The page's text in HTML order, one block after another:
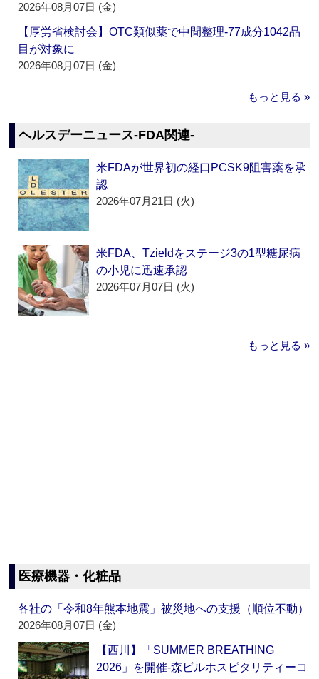
2026年08月07日 (金)
【厚労省検討会】OTC類似薬で中間整理‐77成分1042品
目が対象に
2026年08月07日 (金)
もっと見る »
ヘルスデーニュース‐FDA関連‐
米FDAが世界初の経口PCSK9阻害薬を承
認
2026年07月21日 (火)
米FDA、Tzieldをステージ3の1型糖尿病
の小児に迅速承認
2026年07月07日 (火)
もっと見る »
医療機器・化粧品
各社の「令和8年熊本地震」被災地への支援（順位不動）
2026年08月07日 (金)
【西川】「SUMMER BREATHING
2026」を開催‐森ビルホスピタリティーコ